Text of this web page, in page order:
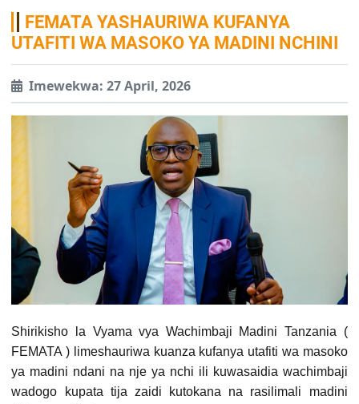
FEMATA YASHAURIWA KUFANYA
UTAFITI WA MASOKO YA MADINI NCHINI
Imewekwa: 27 April, 2026
Shirikisho la Vyama vya Wachimbaji Madini Tanzania (
FEMATA ) limeshauriwa kuanza kufanya utafiti wa masoko
ya madini ndani na nje ya nchi ili kuwasaidia wachimbaji
wadogo kupata tija zaidi kutokana na rasilimali madini